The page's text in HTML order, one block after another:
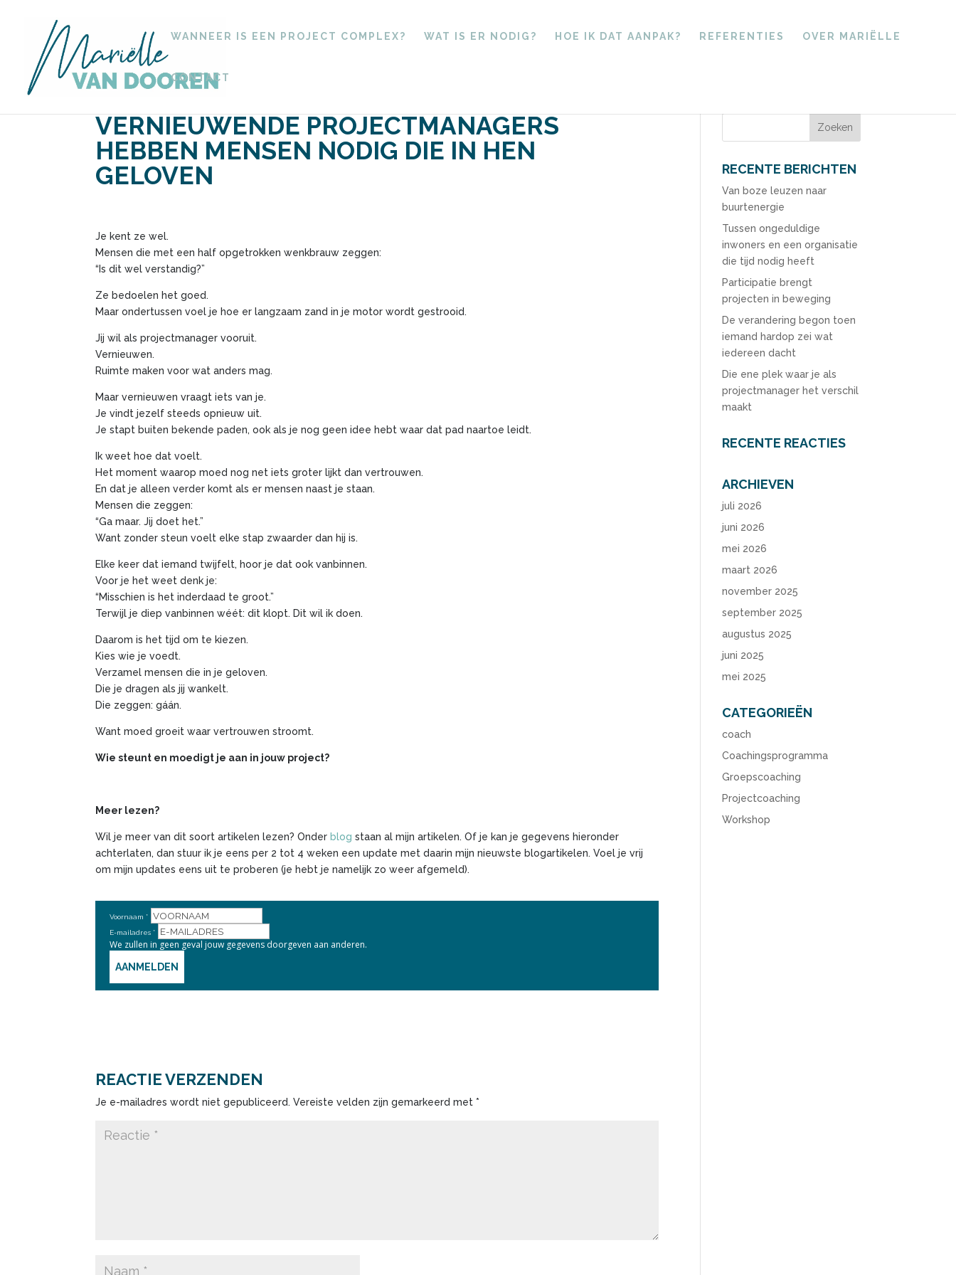
WANNEER IS EEN PROJECT COMPLEX? WAT IS ER NODIG? HOE IK DAT AANPAK? REFERENTIES OVER MARIËLLE
CONTACT
VERNIEUWENDE PROJECTMANAGERS
HEBBEN MENSEN NODIG DIE IN HEN
GELOVEN
Je kent ze wel.
Mensen die met een half opgetrokken wenkbrauw zeggen:
“Is dit wel verstandig?”
Ze bedoelen het goed.
Maar ondertussen voel je hoe er langzaam zand in je motor wordt gestrooid.
Jij wil als projectmanager vooruit.
Vernieuwen.
Ruimte maken voor wat anders mag.
Maar vernieuwen vraagt iets van je.
Je vindt jezelf steeds opnieuw uit.
Je stapt buiten bekende paden, ook als je nog geen idee hebt waar dat pad naartoe leidt.
Ik weet hoe dat voelt.
Het moment waarop moed nog net iets groter lijkt dan vertrouwen.
En dat je alleen verder komt als er mensen naast je staan.
Mensen die zeggen:
“Ga maar. Jij doet het.”
Want zonder steun voelt elke stap zwaarder dan hij is.
Elke keer dat iemand twijfelt, hoor je dat ook vanbinnen.
Voor je het weet denk je:
“Misschien is het inderdaad te groot.”
Terwijl je diep vanbinnen wéét: dit klopt. Dit wil ik doen.
Daarom is het tijd om te kiezen.
Kies wie je voedt.
Verzamel mensen die in je geloven.
Die je dragen als jij wankelt.
Die zeggen: gáán.
Want moed groeit waar vertrouwen stroomt.
Wie steunt en moedigt je aan in jouw project?
Meer lezen?
Wil je meer van dit soort artikelen lezen? Onder blog staan al mijn artikelen. Of je kan je gegevens hieronder
achterlaten, dan stuur ik je eens per 2 tot 4 weken een update met daarin mijn nieuwste blogartikelen. Voel je vrij
om mijn updates eens uit te proberen (je hebt je namelijk zo weer afgemeld).
Voornaam
E-mailadres
We zullen in geen geval jouw gegevens doorgeven aan anderen.
AANMELDEN
REACTIE VERZENDEN
Je e-mailadres wordt niet gepubliceerd. Vereiste velden zijn gemarkeerd met*
RECENTE BERICHTEN
Van boze leuzen naar
buurtenergie
Tussen ongeduldige
inwoners en een organisatie
die tijd nodig heeft
Participatie brengt
projecten in beweging
De verandering begon toen
iemand hardop zei wat
iedereen dacht
Die ene plek waar je als
projectmanager het verschil
maakt
RECENTE REACTIES
ARCHIEVEN
juli 2026
juni 2026
mei 2026
maart 2026
november 2025
september 2025
augustus 2025
juni 2025
mei 2025
CATEGORIEËN
coach
Coachingsprogramma
Groepscoaching
Projectcoaching
Workshop